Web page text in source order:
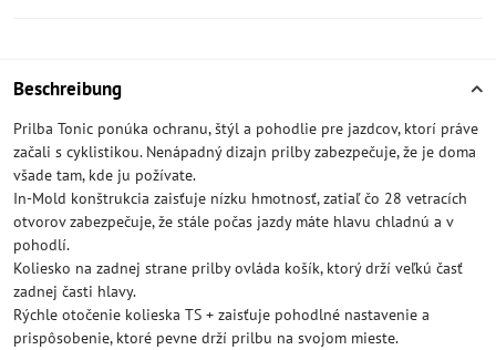
Beschreibung
Prilba Tonic ponúka ochranu, štýl a pohodlie pre jazdcov, ktorí práve
začali s cyklistikou. Nenápadný dizajn prilby zabezpečuje, že je doma
všade tam, kde ju požívate.
In-Mold konštrukcia zaisťuje nízku hmotnosť, zatiaľ čo 28 vetracích
otvorov zabezpečuje, že stále počas jazdy máte hlavu chladnú a v
pohodlí.
Koliesko na zadnej strane prilby ovláda košík, ktorý drží veľkú časť
zadnej časti hlavy.
Rýchle otočenie kolieska TS + zaisťuje pohodlné nastavenie a
prispôsobenie, ktoré pevne drží prilbu na svojom mieste.